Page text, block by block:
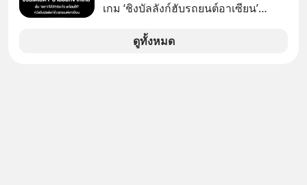
เกม ‘ชิงบัลลังก์ฮับรถยนต์อาเซียน’
คลังของอินโดฯ เรียกร้อง ‘โตโยต้า’ ย้าย
ดูทั้งหมด